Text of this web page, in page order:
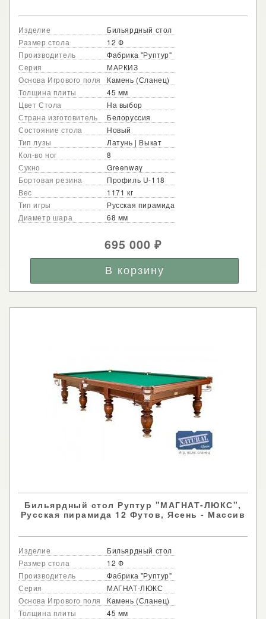
Изделие
Бильярдный стол
Размер стола
12 Ф
Производитель
Фабрика "Руптур"
Серия
МАРКИЗ
Основа Игрового поля
Камень (Сланец)
Толщина плиты
45 мм
Цвет Стола
На выбор
Страна изготовитель
Белоруссия
Состояние стола
Новый
Тип лузы
Латунь | Выкат
Кол-во ног
8
Сукно
Greenway
Бортовая резина
Профиль U-118
Вес
1171 кг
Тип игры
Русская пирамида
Диаметр шара
68 мм
695 000₽
Бильярдный стол Руптур "МАГНАТ-ЛЮКС",
Русская пирамида 12 Футов, Ясень - Массив
Изделие
Бильярдный стол
Размер стола
12 Ф
Производитель
Фабрика "Руптур"
Серия
МАГНАТ-ЛЮКС
Основа Игрового поля
Камень (Сланец)
Толщина плиты
45 мм